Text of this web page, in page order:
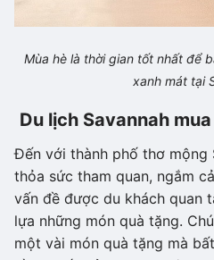
Mùa hè là thời gian tốt nhất để
xanh mát tại
Du lịch Savannah
Đến với thành phố thơ mộng
thỏa sức tham quan, ngắm
vấn đề được du khách quan
lựa những món quà tặng.
một vài món quà tặng mà